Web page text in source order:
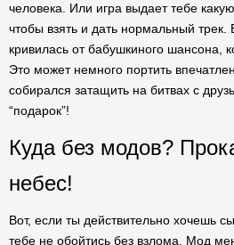
человека. Или игра выдает тебе
чтобы взять и дать нормальный
кривилась от бабушкиного шансона,
Это может немного портить
собирался затащить на битвах с
“подарок”!
Куда без модов?
небес!
Вот, если ты действительно хочешь
тебе не обойтись без взлома. Мод